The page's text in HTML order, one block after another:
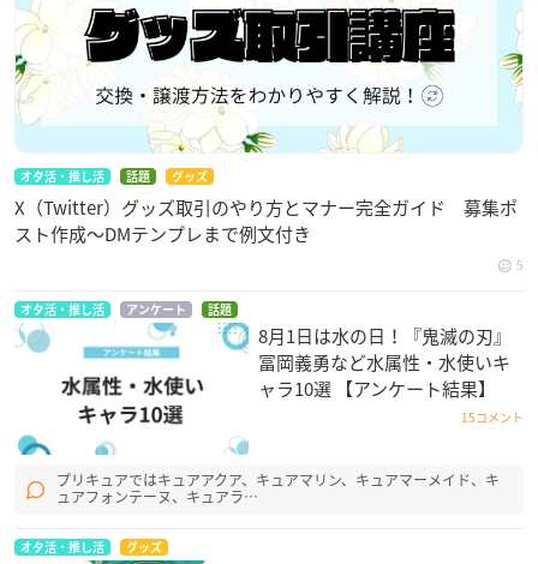
オタ活・推し活 話題 グッズ
X（Twitter）グッズ取引のやり方とマナー完全ガイド 募集ポ
スト作成〜DMテンプレまで例文付き
5
オタ活・推し活 アンケート 話題
8月1日は水の日！『鬼滅の刃』
冨岡義勇など水属性・水使いキ
ャラ10選 【アンケート結果】
15コメント
プリキュアではキュアアクア、キュアマリン、キュアマーメイド、キ
ュアフォンテーヌ、キュアラ…
オタ活・推し活 グッズ